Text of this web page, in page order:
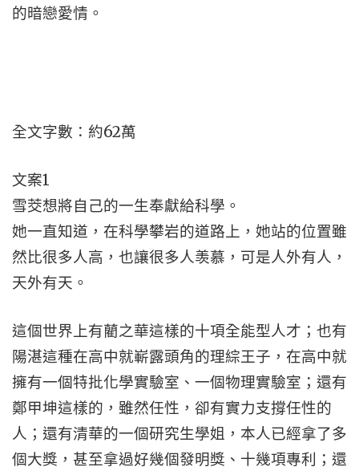
的暗戀愛情。
全文字數：約62萬
文案1
雪茭想將自己的一生奉獻給科學。
她一直知道，在科學攀岩的道路上，她站的位置雖
然比很多人高，也讓很多人羡慕，可是人外有人，
天外有天。
這個世界上有藺之華這樣的十項全能型人才；也有
陽湛這種在高中就嶄露頭角的理綜王子，在高中就
擁有一個特批化學實驗室、一個物理實驗室；還有
鄭甲坤這樣的，雖然任性，卻有實力支撐任性的
人；還有清華的一個研究生學姐，本人已經拿了多
個大獎，甚至拿過好幾個發明獎、十幾項專利；還